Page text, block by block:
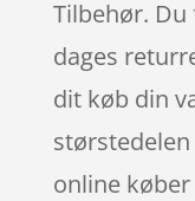
Tilbehør. Du
dages
dit køb din
online